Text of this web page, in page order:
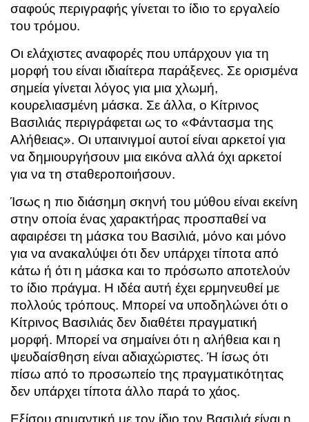
σαφούς περιγραφής γίνεται το ίδιο το εργαλείο
του τρόμου.
Οι ελάχιστες αναφορές που υπάρχουν για τη
μορφή του είναι ιδιαίτερα παράξενες. Σε ορισμένα
σημεία γίνεται λόγος για μια χλωμή,
κουρελιασμένη μάσκα. Σε άλλα, ο Κίτρινος
Βασιλιάς περιγράφεται ως το «Φάντασμα της
Αλήθειας». Οι υπαινιγμοί αυτοί είναι αρκετοί για
να δημιουργήσουν μια εικόνα αλλά όχι αρκετοί
για να τη σταθεροποιήσουν.
Ίσως η πιο διάσημη σκηνή του μύθου είναι εκείνη
στην οποία ένας χαρακτήρας προσπαθεί να
αφαιρέσει τη μάσκα του Βασιλιά, μόνο και μόνο
για να ανακαλύψει ότι δεν υπάρχει τίποτα από
κάτω ή ότι η μάσκα και το πρόσωπο αποτελούν
το ίδιο πράγμα. Η ιδέα αυτή έχει ερμηνευθεί με
πολλούς τρόπους. Μπορεί να υποδηλώνει ότι ο
Κίτρινος Βασιλιάς δεν διαθέτει πραγματική
μορφή. Μπορεί να σημαίνει ότι η αλήθεια και η
ψευδαίσθηση είναι αδιαχώριστες. Ή ίσως ότι
πίσω από το προσωπείο της πραγματικότητας
δεν υπάρχει τίποτα άλλο παρά το χάος.
Εξίσου σημαντική με τον ίδιο τον Βασιλιά είναι η